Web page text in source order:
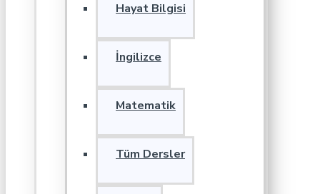
Hayat Bilgisi
İngilizce
Matematik
Tüm Dersler